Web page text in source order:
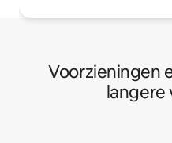
Voorzieningen